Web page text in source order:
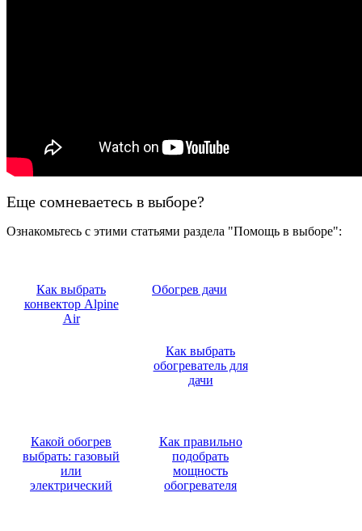
Еще сомневаетесь в выборе?
Ознакомьтесь с этими статьями раздела "Помощь в выборе":
Как выбрать
конвектор Alpine
Air
Обогрев дачи
Как выбрать
обогреватель для
дачи
Какой обогрев
выбрать: газовый
или
электрический
Как правильно
подобрать
мощность
обогревателя